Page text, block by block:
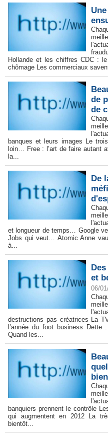
Hollande et les chiffres CDC :
chômage Les commerciaux
de
de
banques et leurs images Le
loin… Free : l’art de faire autant
la...
De
et longueur de temps… Google
Jobs qui veut… Atomic Anne
à...
et
06/
destructions pas créatrices La
l’année du foot business
Quand les...
banquiers prennent le contrôle
qui augmentent en 2012 La
bientôt...